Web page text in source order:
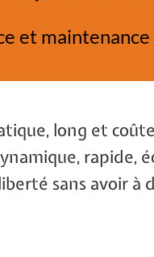
et
long et
sans avoir à